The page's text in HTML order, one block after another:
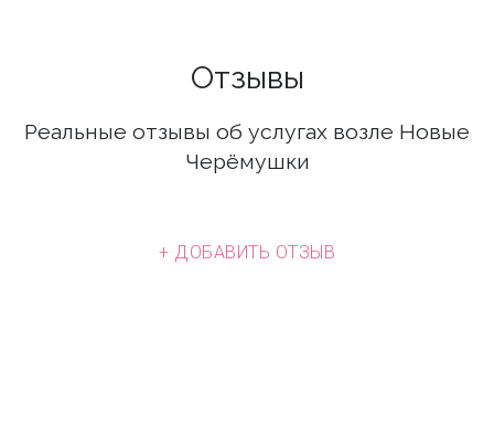
Отзывы
Реальные отзывы об услугах возле Новые
Черёмушки
+ ДОБАВИТЬ ОТЗЫВ